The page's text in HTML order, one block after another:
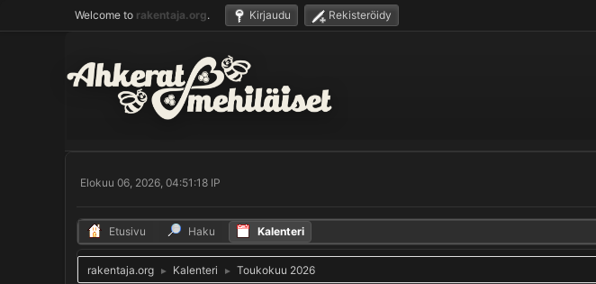
Welcome to rakentaja.org. Kirjaudu Rekisteröidy
Elokuu 06, 2026, 04:51:18 IP
Etusivu Haku Kalenteri
rakentaja.org ► Kalenteri ► Toukokuu 2026